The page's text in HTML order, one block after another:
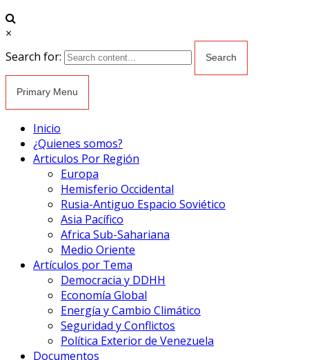
×
Search for:
Primary Menu
Inicio
¿Quienes somos?
Articulos Por Región
Europa
Hemisferio Occidental
Rusia-Antiguo Espacio Soviético
Asia Pacífico
Africa Sub-Sahariana
Medio Oriente
Artículos por Tema
Democracia y DDHH
Economía Global
Energía y Cambio Climático
Seguridad y Conflictos
Política Exterior de Venezuela
Documentos